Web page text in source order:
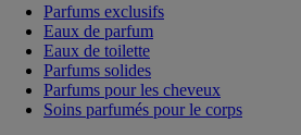
Parfums exclusifs
Eaux de parfum
Eaux de toilette
Parfums solides
Parfums pour les cheveux
Soins parfumés pour le corps